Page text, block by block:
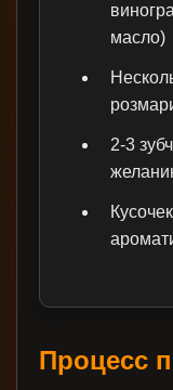
масло)
2-3
Процесс